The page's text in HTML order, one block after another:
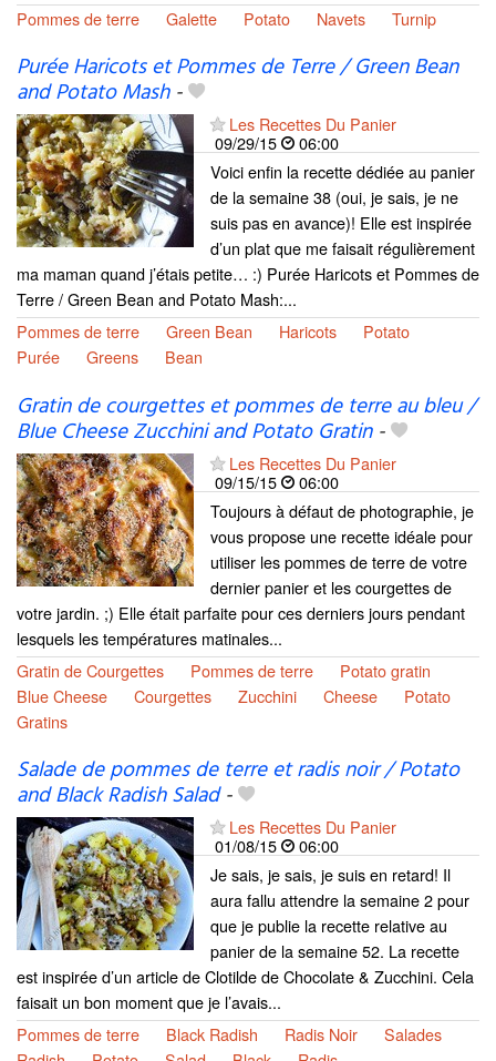
Pommes de terre
Galette Potato Navets Turnip
Purée Haricots et Pommes de Terre / Green Bean
and Potato Mash-
Les Recettes Du Panier
09/29/15
06:00
Voici enfin la recette dédiée au panier
de la semaine 38 (oui, je sais, je ne
suis pas en avance)! Elle est inspirée
d’un plat que me faisait régulièrement
ma maman quand j’étais petite… :) Purée Haricots et Pommes de
Terre / Green Bean and Potato Mash:...
Pommes de terre
Green Bean Haricots
Potato
Purée
Greens Bean
Gratin de courgettes et pommes de terre au bleu /
Blue Cheese Zucchini and Potato Gratin-
Les Recettes Du Panier
09/15/15
06:00
Toujours à défaut de photographie, je
vous propose une recette idéale pour
utiliser les pommes de terre de votre
dernier panier et les courgettes de
votre jardin. ;) Elle était parfaite pour ces derniers jours pendant
lesquels les températures matinales...
Gratin de Courgettes
Pommes de terre
Potato gratin
Blue Cheese
Courgettes Zucchini Cheese
Potato
Gratins
Salade de pommes de terre et radis noir / Potato
and Black Radish Salad-
Les Recettes Du Panier
01/08/15
06:00
Je sais, je sais, je suis en retard! Il
aura fallu attendre la semaine 2 pour
que je publie la recette relative au
panier de la semaine 52. La recette
est inspirée d’un article de Clotilde de Chocolate & Zucchini. Cela
faisait un bon moment que je l’avais...
Pommes de terre
Black Radish Radis Noir
Salades